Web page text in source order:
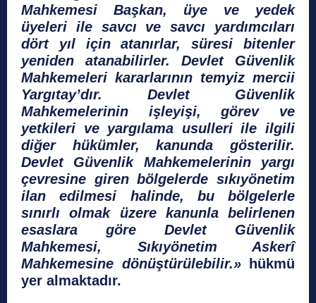
Mahkemesi Başkan, üye ve yedek
üyeleri ile savcı ve savcı yardımcıları
dört yıl için atanırlar, süresi bitenler
yeniden atanabilirler. Devlet Güvenlik
Mahkemeleri kararlarının temyiz mercii
Yargıtay’dır. Devlet Güvenlik
Mahkemelerinin işleyişi, görev ve
yetkileri ve yargılama usulleri ile ilgili
diğer hükümler, kanunda gösterilir.
Devlet Güvenlik Mahkemelerinin yargı
çevresine giren bölgelerde sıkıyönetim
ilan edilmesi halinde, bu bölgelerle
sınırlı olmak üzere kanunla belirlenen
esaslara göre Devlet Güvenlik
Mahkemesi, Sıkıyönetim Askerî
Mahkemesine dönüştürülebilir.»hükmü
yer almaktadır.